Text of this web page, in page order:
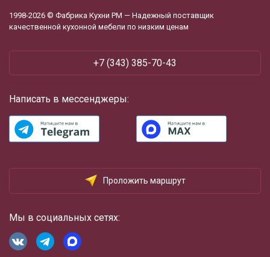
1998-2026 © Фабрика Кухни РМ — Надежный поставщик
качественной кухонной мебели по низким ценам
+7 (343) 385-70-43
Написать в мессенджеры:
Проложить маршрут
Мы в социальных сетях: